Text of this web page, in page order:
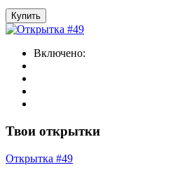
Купить
Включено:
Твои открытки
Открытка #49